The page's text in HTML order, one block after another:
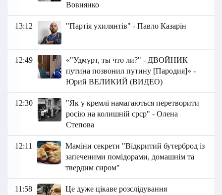
Вовнянко
13:12 "Партія ухилянтів" - Павло Казарін
12:49
«"Удмурт, ты что ли?" - ДВОЙНИК
путина позвонил путину [Пародия]» -
Юрий ВЕЛИКИЙ (ВИДЕО)
12:30
"Як у кремлі намагаються перетворити
росію на колишній срср" - Олена
Степова
12:11
Маміни секрети "Відкритий бутерброд із
запеченими помідорами, домашнім та
твердим сиром"
11:58 Це дуже цікаве розслідування